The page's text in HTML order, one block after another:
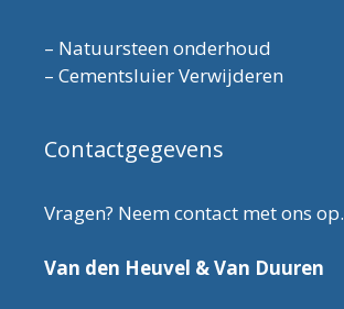
– Natuursteen onderhoud
– Cementsluier Verwijderen
Contactgegevens
Vragen? Neem contact met ons op.
Van den Heuvel & Van Duuren